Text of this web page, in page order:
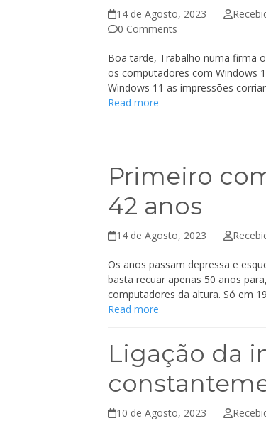
14 de Agosto, 2023
0 Comments
Boa tarde, Trabalho numa firma
os computadores com Windows
Windows 11 as impressões
Read more
Primeiro
42 anos
14 de Agosto, 2023
Os anos passam depressa e
basta recuar apenas 50 anos
computadores da altura. Só em
Read more
Ligação da
10 de Agosto, 2023